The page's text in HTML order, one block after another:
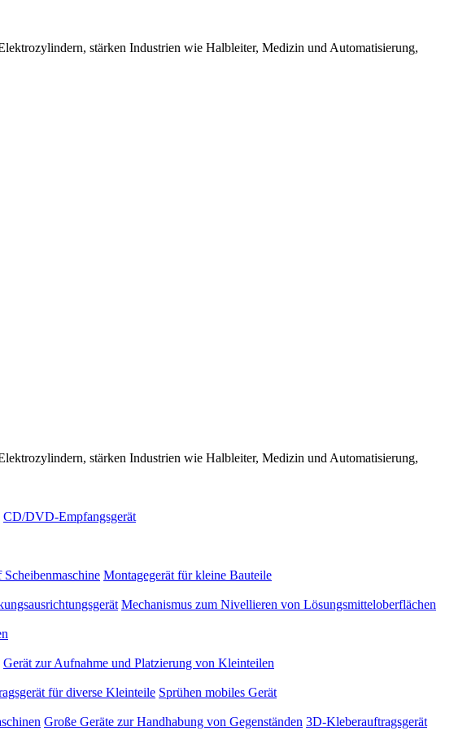
stärken Industrien wie Halbleiter, Medizin und Automatisierung,
stärken Industrien wie Halbleiter, Medizin und Automatisierung,
CD/DVD-Empfangsgerät
Montagegerät für kleine Bauteile
Mechanismus zum Nivellieren von Lösungsmitteloberflächen
Gerät zur Aufnahme und Platzierung von Kleinteilen
für diverse Kleinteile Sprühen mobiles Gerät
Große Geräte zur Handhabung von Gegenständen 3D-Kleberauftragsgerät